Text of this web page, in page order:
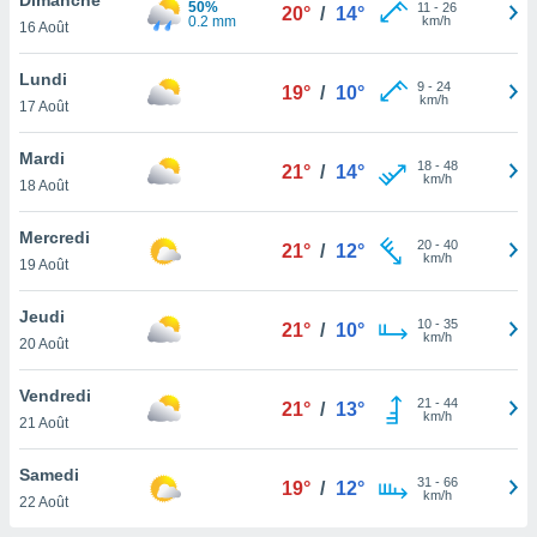
et
»,
au
vous
qu'ils
ou
le
ainsi
un
la
du
16 Août
50%
0.2 mm
20° / 14° 11 - 26
km/h
Lundi
17 Août
19° / 10° 9- 24
km/h
Mardi
18 Août
21° / 14° 18- 48
km/h
Mercredi
19 Août
21° / 12° 20- 40
km/h
Jeudi
20 Août
21° / 10° 10- 35
km/h
Vendredi
21 Août
21° / 13° 21 - 44
km/h
Samedi
22 Août
19° / 12° 31 - 66
km/h